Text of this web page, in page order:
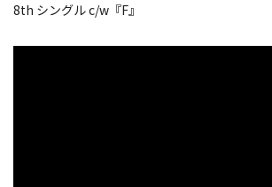
8th シングル c/w『F』